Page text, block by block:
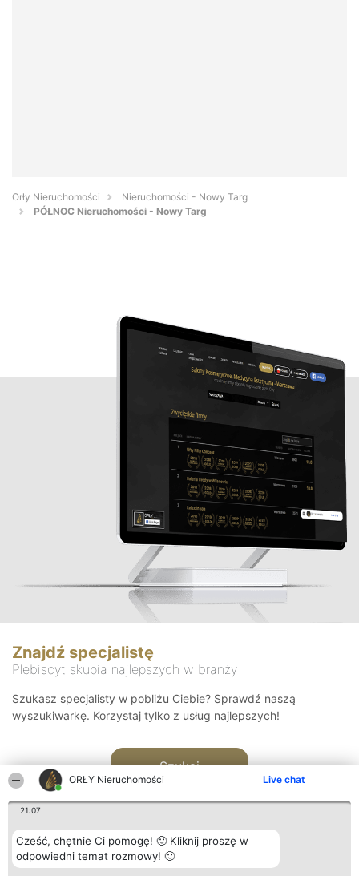
ORŁY Nieruchomości Live chat
21:07
Cześć, chętnie Ci pomogę! 🙂 Kliknij proszę w
odpowiedni temat rozmowy! 🙂
Orły Nieruchomości
Nieruchomości - Nowy Targ
PÓŁNOC Nieruchomości - Nowy Targ
Znajdź specjalistę
Plebiscyt skupia najlepszych w branży
Szukasz specjalisty w pobliżu Ciebie? Sprawdź naszą
wyszukiwarkę. Korzystaj tylko z usług najlepszych!
Szukaj